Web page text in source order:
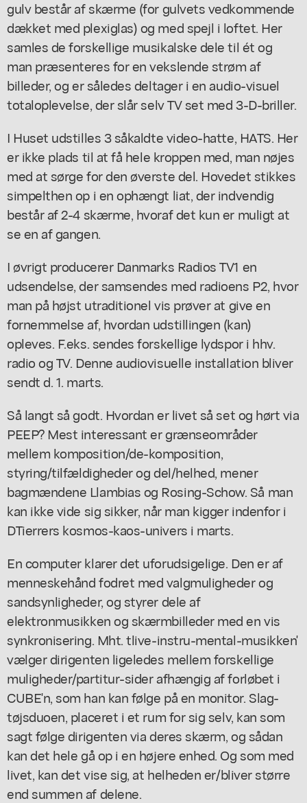
gulv består af skærme (for gulvets vedkommende
dækket med plexiglas) og med spejl i loftet. Her
samles de forskellige musikalske dele til ét og
man præsenteres for en vekslende strøm af
billeder, og er således deltager i en audio-visuel
totaloplevelse, der slår selv TV set med 3-D-briller.
I Huset udstilles 3 såkaldte video-hatte, HATS. Her
er ikke plads til at få hele kroppen med, man nøjes
med at sørge for den øverste del. Hovedet stikkes
simpelthen op i en ophængt liat, der indvendig
består af 2-4 skærme, hvoraf det kun er muligt at
se en af gangen.
I øvrigt producerer Danmarks Radios TV1 en
udsendelse, der samsendes med radioens P2, hvor
man på højst utraditionel vis prøver at give en
fornemmelse af, hvordan udstillingen (kan)
opleves. F.eks. sendes forskellige lydspor i hhv.
radio og TV. Denne audiovisuelle installation bliver
sendt d. 1. marts.
Så langt så godt. Hvordan er livet så set og hørt via
PEEP? Mest interessant er grænseområder
mellem komposition/de-komposition,
styring/tilfældigheder og del/helhed, mener
bagmændene Llambias og Rosing-Schow. Så man
kan ikke vide sig sikker, når man kigger indenfor i
DTierrers kosmos-kaos-univers i marts.
En computer klarer det uforudsigelige. Den er af
menneskehånd fodret med valgmuligheder og
sandsynligheder, og styrer dele af
elektronmusikken og skærmbilleder med en vis
synkronisering. Mht. tlive-instru-mental-musikken'
vælger dirigenten ligeledes mellem forskellige
muligheder/partitur-sider afhængig af forløbet i
CUBE'n, som han kan følge på en monitor. Slag-
tøjsduoen, placeret i et rum for sig selv, kan som
sagt følge dirigenten via deres skærm, og sådan
kan det hele gå op i en højere enhed. Og som med
livet, kan det vise sig, at helheden er/bliver større
end summen af delene.